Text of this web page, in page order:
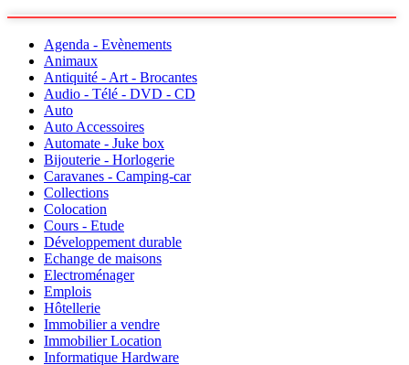
Agenda - Evènements
Animaux
Antiquité - Art - Brocantes
Audio - Télé - DVD - CD
Auto
Auto Accessoires
Automate - Juke box
Bijouterie - Horlogerie
Caravanes - Camping-car
Collections
Colocation
Cours - Etude
Développement durable
Echange de maisons
Electroménager
Emplois
Hôtellerie
Immobilier a vendre
Immobilier Location
Informatique Hardware